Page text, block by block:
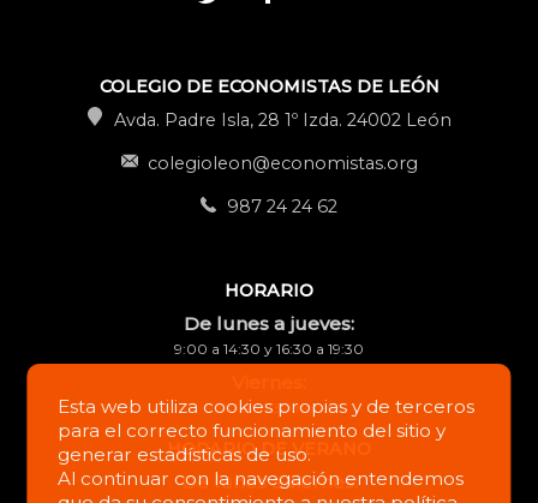
Esta web utiliza cookies propias y de terceros
para el correcto funcionamiento del sitio y
generar estadísticas de uso.
Al continuar con la navegación entendemos
COLEGIO DE ECONOMISTAS DE LEÓN
Avda. Padre Isla, 28 1º Izda. 24002 León
colegioleon@economistas.org
987 24 24 62
HORARIO
De lunes a jueves:
9:00 a 14:30 y 16:30 a 19:30
9:00 a 14:30 horas
HORARIO DE VERANO
De lunes a viernes: